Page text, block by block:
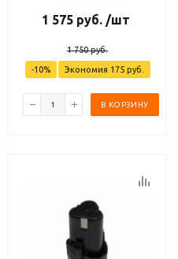
1 575 руб. /шт
1 750руб.
-10% Экономия 175руб.
В КОРЗИНУ